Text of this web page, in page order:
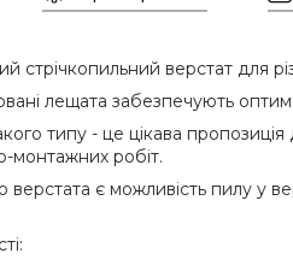
стрічкопильний верстат для
лещата забезпечують
типу - це цікава
монтажних робіт.
верстата є можливість пилу у